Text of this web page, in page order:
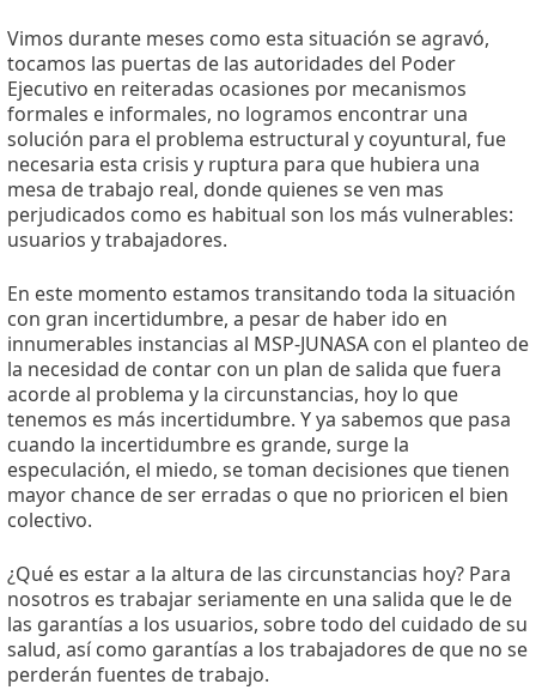
Vimos durante meses como esta situación se agravó,
tocamos las puertas de las autoridades del Poder
Ejecutivo en reiteradas ocasiones por mecanismos
formales e informales, no logramos encontrar una
solución para el problema estructural y coyuntural, fue
necesaria esta crisis y ruptura para que hubiera una
mesa de trabajo real, donde quienes se ven mas
perjudicados como es habitual son los más vulnerables:
usuarios y trabajadores.
En este momento estamos transitando toda la situación
con gran incertidumbre, a pesar de haber ido en
innumerables instancias al MSP-JUNASA con el planteo de
la necesidad de contar con un plan de salida que fuera
acorde al problema y la circunstancias, hoy lo que
tenemos es más incertidumbre. Y ya sabemos que pasa
cuando la incertidumbre es grande, surge la
especulación, el miedo, se toman decisiones que tienen
mayor chance de ser erradas o que no prioricen el bien
colectivo.
¿Qué es estar a la altura de las circunstancias hoy? Para
nosotros es trabajar seriamente en una salida que le de
las garantías a los usuarios, sobre todo del cuidado de su
salud, así como garantías a los trabajadores de que no se
perderán fuentes de trabajo.